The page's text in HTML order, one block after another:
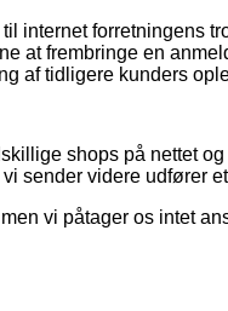
internet forretningens
at frembringe en
af tidligere kunders
shops på nettet
sender videre udfører
vi påtager os intet